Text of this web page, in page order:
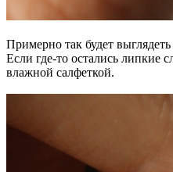
Примерно так будет
Если где-то остались липкие
влажной салфеткой.